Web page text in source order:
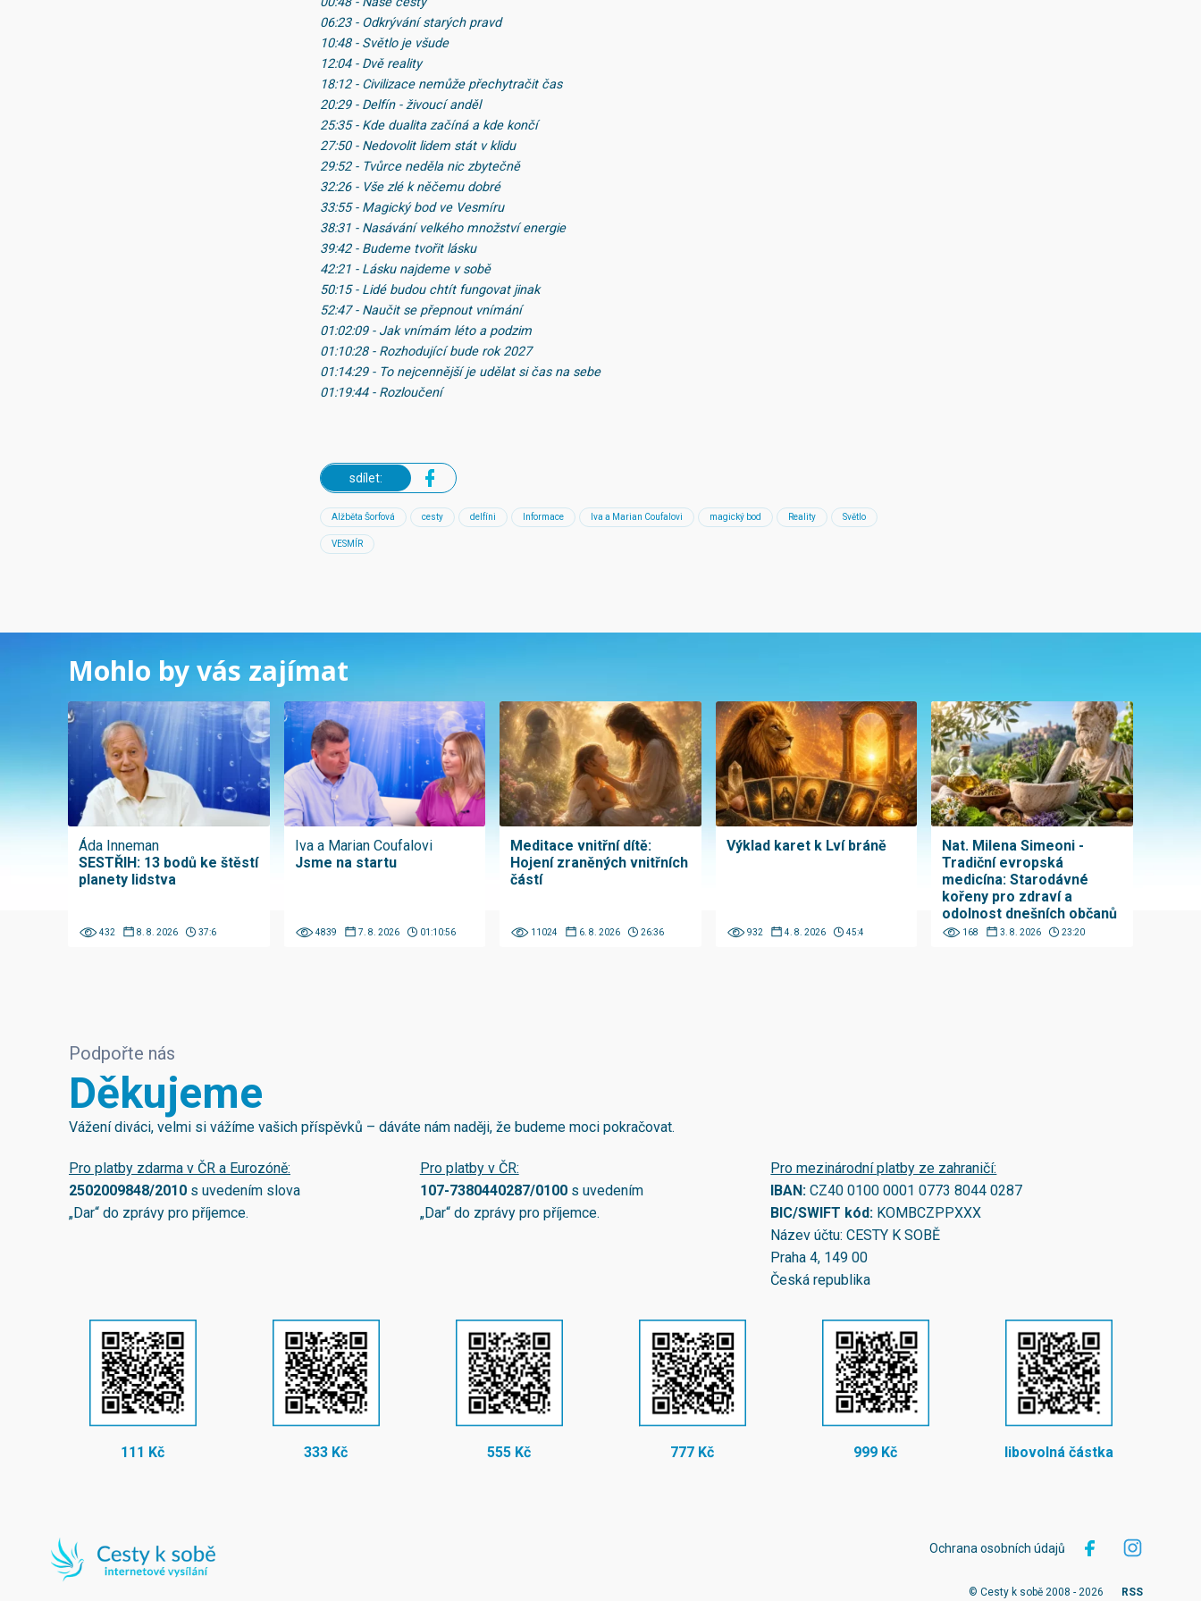
06:23 - Odkrývání starých pravd
10:48 - Světlo je všude
12:04 - Dvě reality
18:12 - Civilizace nemůže přechytračit čas
20:29 - Delfín - živoucí anděl
25:35 - Kde dualita začíná a kde končí
27:50 - Nedovolit lidem stát v klidu
29:52 - Tvůrce neděla nic zbytečně
32:26 - Vše zlé k něčemu dobré
33:55 - Magický bod ve Vesmíru
38:31 - Nasávání velkého množství energie
39:42 - Budeme tvořit lásku
42:21 - Lásku najdeme v sobě
50:15 - Lidé budou chtít fungovat jinak
52:47 - Naučit se přepnout vnímání
01:02:09 - Jak vnímám léto a podzim
01:10:28 - Rozhodující bude rok 2027
01:14:29 - To nejcennější je udělat si čas na sebe
01:19:44 - Rozloučení
sdílet:
Alžběta Šorfová cesty delfíni Informace Iva a Marian Coufalovi magický bod Reality Světlo
VESMÍR
Mohlo by vás zajímat
Áda Inneman
SESTŘIH: 13 bodů ke štěstí
planety lidstva
432 8. 8. 2026 37:6
Iva a Marian Coufalovi
Jsme na startu
4839 7. 8. 2026 01:10:56
Meditace vnitřní dítě:
Hojení zraněných vnitřních
částí
11024 6. 8. 2026 26:36
Výklad karet k Lví bráně
932 4. 8. 2026 45:4
Nat. Milena Simeoni -
Tradiční evropská
medicína: Starodávné
kořeny pro zdraví a
odolnost dnešních občanů
168 3. 8. 2026 23:20
Podpořte nás
Děkujeme
Vážení diváci, velmi si vážíme vašich příspěvků – dáváte nám naději, že budeme moci pokračovat.
Pro platby zdarma v ČR a Eurozóně:
2502009848/2010 s uvedením slova
„Dar“ do zprávy pro příjemce.
Pro platby v ČR:
107-7380440287/0100s uvedením
„Dar“ do zprávy pro příjemce.
Pro mezinárodní platby ze zahraničí:
IBAN:CZ40 0100 0001 0773 8044 0287
BIC/SWIFT kód: KOMBCZPPXXX
Název účtu: CESTY K SOBĚ
Praha 4, 149 00
Česká republika
111 Kč 333 Kč 555 Kč 777 Kč 999 Kč libovolná částka
Ochrana osobních údajů
© Cesty k sobě 2008 - 2026 RSS